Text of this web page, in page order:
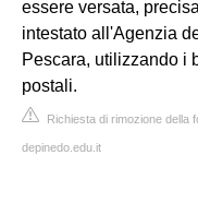
essere versata,
intestato all'Agenzia
Pescara, utilizzando i
postali.
Richiesta di rimozione della
depinedo.edu.it